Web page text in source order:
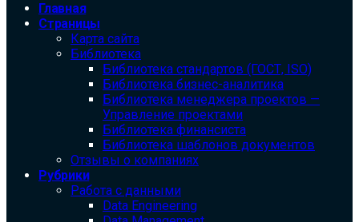
Главная
Страницы
Карта сайта
Библиотека
Библиотека cтандартов (ГОСТ, ISO)
Библиотека бизнес-аналитика
Библиотека менеджера проектов —
Управление проектами
Библиотека финансиста
Библиотека шаблонов документов
Отзывы о компаниях
Рубрики
Работа с данными
Data Engineering